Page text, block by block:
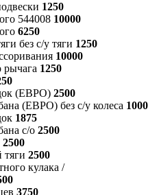
1250
544008 10000
6250
без с/у тяги 1250
10000
рычага 1250
(ЕВРО) 2500
(ЕВРО) без с/у колеса 1000
1875
с/о 2500
2500
тяги 2500
кулака /
3750